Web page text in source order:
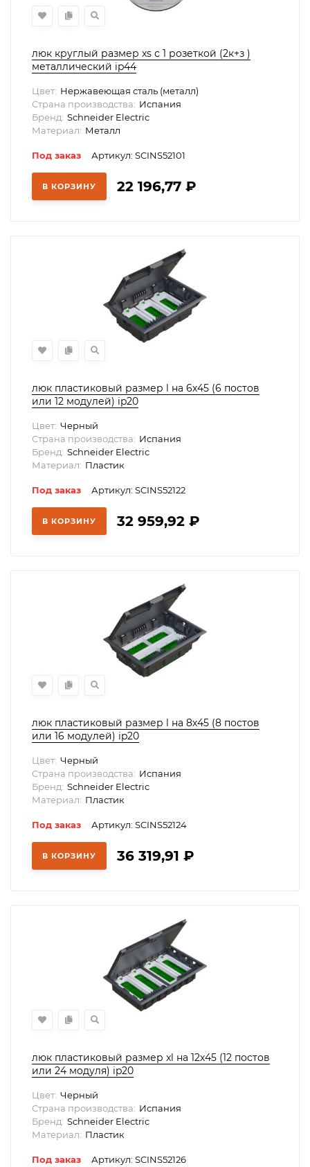
люк круглый размер xs с 1 розеткой (2к+з )
металлический ip44
Цвет: Нержавеющая сталь (металл)
Страна производства: Испания
Бренд: Schneider Electric
Материал: Металл
Под заказ Артикул: SCINS52101
В КОРЗИНУ 22 196,77 ₽
люк пластиковый размер l на 6х45 (6 постов
или 12 модулей) ip20
Цвет: Черный
Страна производства: Испания
Бренд: Schneider Electric
Материал: Пластик
Под заказ Артикул: SCINS52122
В КОРЗИНУ 32 959,92 ₽
люк пластиковый размер l на 8х45 (8 постов
или 16 модулей) ip20
Цвет: Черный
Страна производства: Испания
Бренд: Schneider Electric
Материал: Пластик
Под заказ Артикул: SCINS52124
В КОРЗИНУ 36 319,91 ₽
люк пластиковый размер xl на 12х45 (12 постов
или 24 модуля) ip20
Цвет: Черный
Страна производства: Испания
Бренд: Schneider Electric
Материал: Пластик
Под заказ Артикул: SCINS52126